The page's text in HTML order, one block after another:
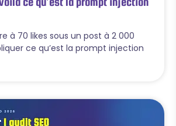
à 70 likes sous un post à 2 000
ce qu’est la prompt injection